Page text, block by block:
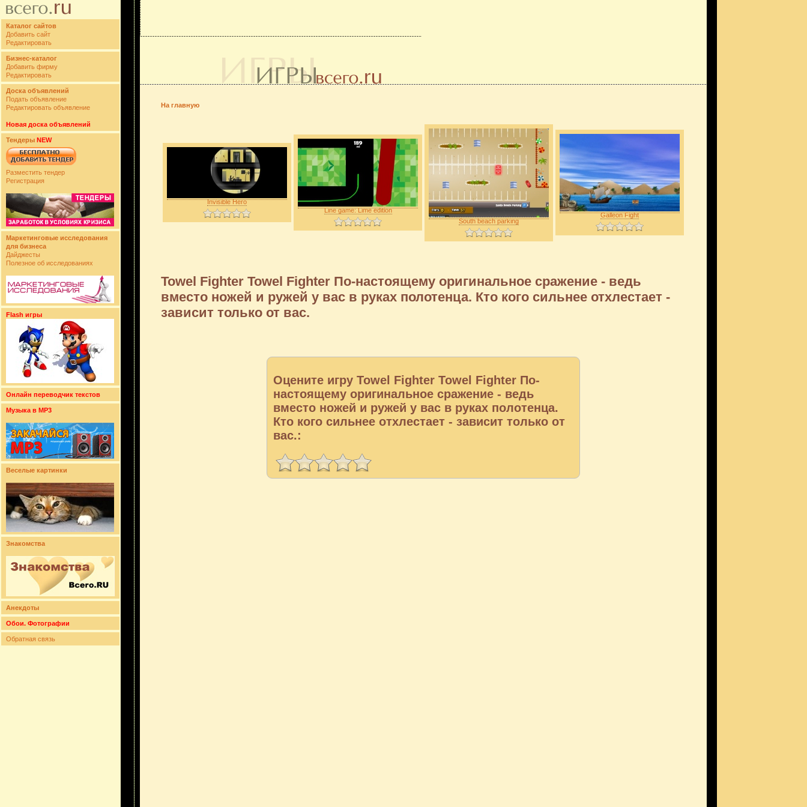
Каталог сайтов
Добавить сайт
Редактировать
Бизнес-каталог
Добавить фирму
Редактировать
Доска объявлений
Подать объявление
Редактировать объявление
Новая доска объявлений
Тендеры NEW
Разместить тендер
Регистрация
Маркетинговые исследования
для бизнеса
Дайджесты
Полезное об исследованиях
Flash игры
Онлайн переводчик текстов
Музыка в MP3
Веселые картинки
Знакомства
Анекдоты
Обои. Фотографии
Обратная связь
На главную
Invisible Hero
Line game: Lime edition
South beach parking
Galleon Fight
Towel Fighter Towel Fighter По-настоящему оригинальное сражение - ведь
вместо ножей и ружей у вас в руках полотенца. Кто кого сильнее отхлестает -
зависит только от вас.
Оцените игру Towel Fighter Towel Fighter По-
настоящему оригинальное сражение - ведь
вместо ножей и ружей у вас в руках полотенца.
Кто кого сильнее отхлестает - зависит только от
вас.: